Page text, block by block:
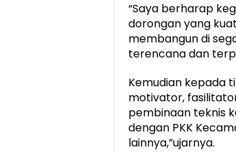
“Saya berharap
dorongan yang
membangun di
terencana dan
Kemudian kepada
motivator,
pembinaan teknis
dengan PKK
lainnya,”ujarnya.